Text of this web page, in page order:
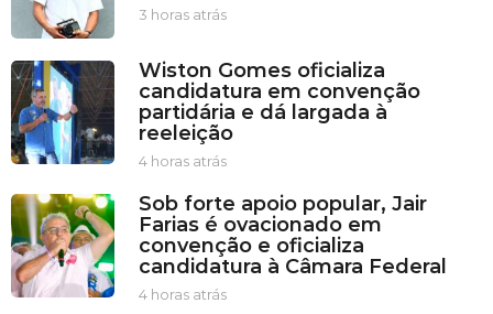
3 horas atrás3
r
a
s
a
t
á
s
Wiston Gomes oficializa
candidatura em convenção
partidária e dá largada à
reeleição
4 horas atrás4
o
r
a
s
Sob forte apoio popular, Jair
Farias é ovacionado em
convenção e oficializa
candidatura à Câmara Federal
4 horas atrás4